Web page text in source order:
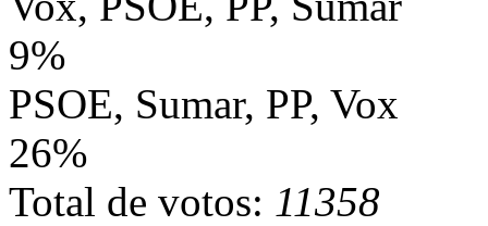
9%
PSOE, Sumar, PP, Vox
26%
Total de votos: 11358